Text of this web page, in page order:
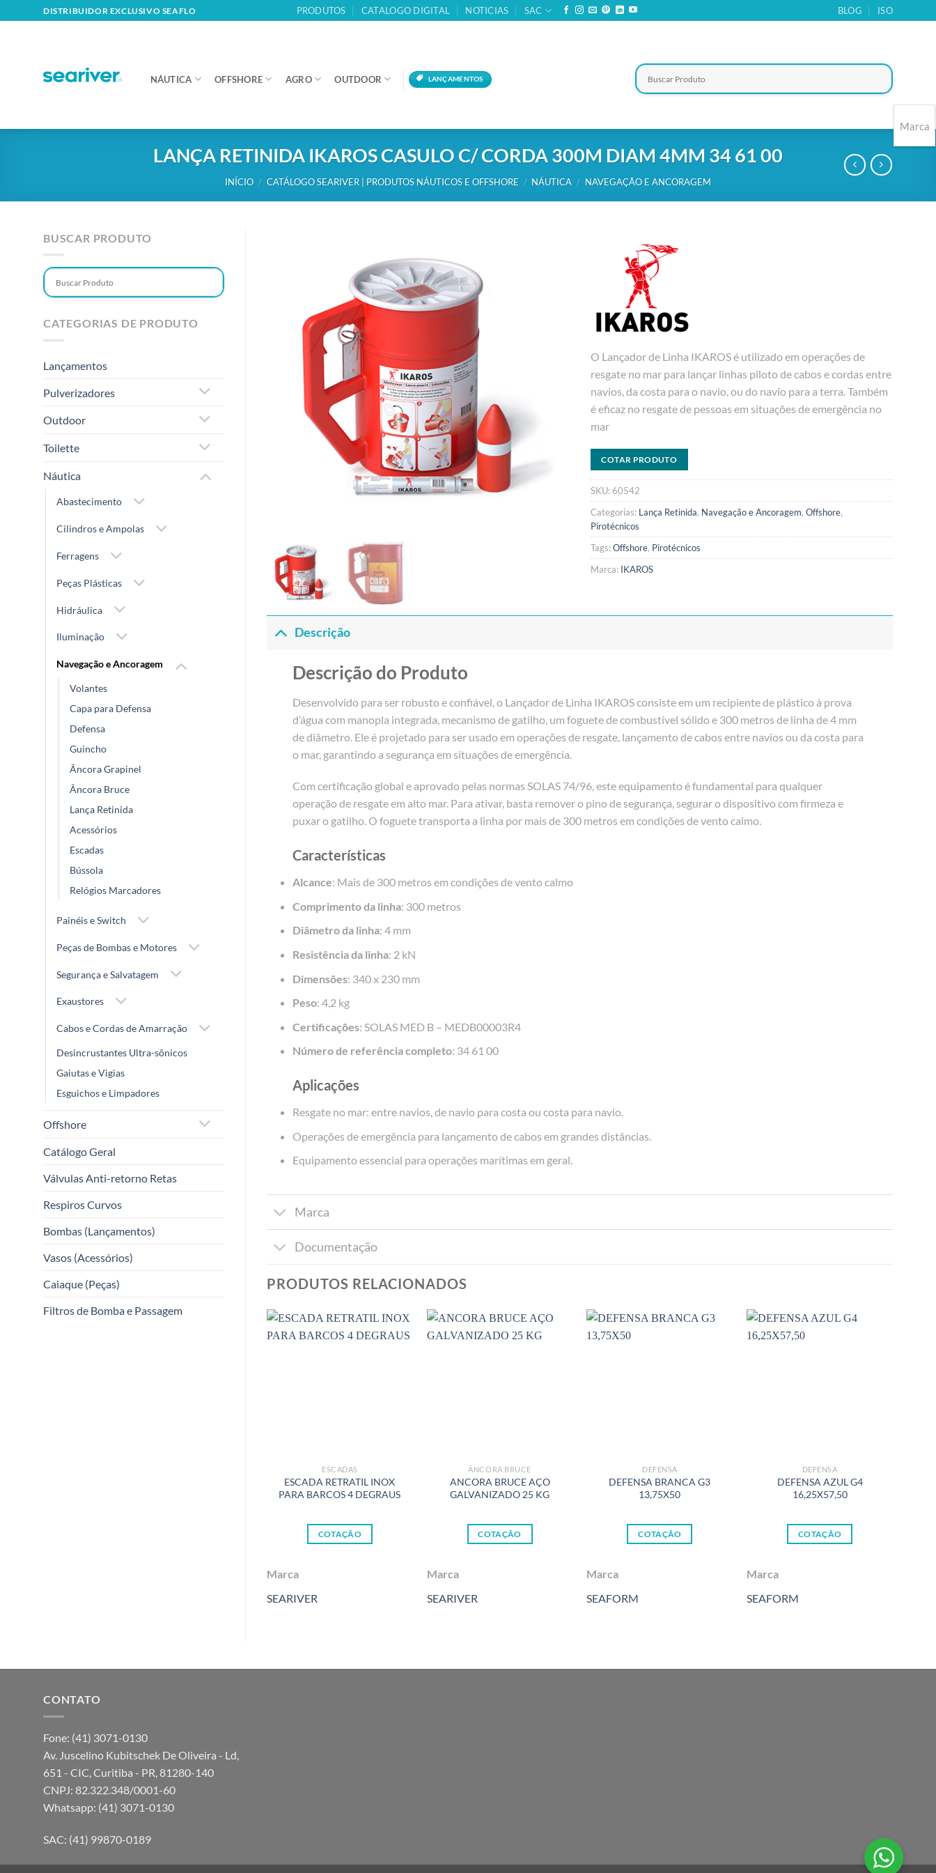
to
DISTRIBUIDOR EXCLUSIVO SEAFLO PRODUTOS CATALOGO DIGITAL NOTICIAS SAC BLOG ISO
NÁUTICA OFFSHORE AGRO OUTDOOR LANÇAMENTOS
LANÇA RETINIDA IKAROS CASULO C/ CORDA 300M DIAM 4MM 34 61 00
INÍCIO / CATÁLOGO SEARIVER | PRODUTOS NÁUTICOS E OFFSHORE / NÁUTICA / NAVEGAÇÃO E ANCORAGEM
BUSCAR PRODUTO
CATEGORIAS DE PRODUTO
Lançamentos
Pulverizadores
Outdoor
Toilette
Náutica
Abastecimento
Cilindros e Ampolas
Ferragens
Peças Plásticas
Hidráulica
Iluminação
Navegação e Ancoragem
Volantes
Capa para Defensa
Defensa
Guincho
Âncora Grapinel
Âncora Bruce
Lança Retinida
Acessórios
Escadas
Bússola
Relógios Marcadores
Painéis e Switch
Peças de Bombas e Motores
Segurança e Salvatagem
Exaustores
Cabos e Cordas de Amarração
Desincrustantes Ultra-sônicos
Gaiutas e Vigias
Esguichos e Limpadores
Offshore
Catálogo Geral
Válvulas Anti-retorno Retas
Respiros Curvos
Bombas (Lançamentos)
Vasos (Acessórios)
Caiaque (Peças)
Filtros de Bomba e Passagem
O Lançador de Linha IKAROS é utilizado em operações de
resgate no mar para lançar linhas piloto de cabos e cordas entre
navios, da costa para o navio, ou do navio para a terra. Também
é eficaz no resgate de pessoas em situações de emergência no
mar
COTAR PRODUTO
SKU:60542
Categorias: Lança Retinida, Navegação e Ancoragem, Offshore,
Pirotécnicos
Tags:Offshore, Pirotécnicos
Marca: IKAROS
Descrição
Descrição do Produto
Desenvolvido para ser robusto e confiável, o Lançador de Linha IKAROS consiste em um recipiente de plástico à prova
d’água com manopla integrada, mecanismo de gatilho, um foguete de combustível sólido e 300 metros de linha de 4 mm
de diâmetro. Ele é projetado para ser usado em operações de resgate, lançamento de cabos entre navios ou da costa para
o mar, garantindo a segurança em situações de emergência.
Com certificação global e aprovado pelas normas SOLAS 74/96, este equipamento é fundamental para qualquer
operação de resgate em alto mar. Para ativar, basta remover o pino de segurança, segurar o dispositivo com firmeza e
puxar o gatilho. O foguete transporta a linha por mais de 300 metros em condições de vento calmo.
Características
Alcance: Mais de 300 metros em condições de vento calmo
Comprimento da linha: 300 metros
Diâmetro da linha: 4 mm
Resistência da linha: 2 kN
Dimensões: 340 x 230 mm
Peso: 4,2 kg
Certificações: SOLAS MED B – MEDB00003R4
Número de referência completo: 34 61 00
Aplicações
Resgate no mar: entre navios, de navio para costa ou costa para navio.
Operações de emergência para lançamento de cabos em grandes distâncias.
Equipamento essencial para operações marítimas em geral.
Marca
Documentação
PRODUTOS RELACIONADOS
ESCADAS
ESCADA RETRATIL INOX
PARA BARCOS 4 DEGRAUS
COTAÇÃO
Marca
SEARIVER
ÂNCORA BRUCE
ANCORA BRUCE AÇO
GALVANIZADO 25 KG
COTAÇÃO
Marca
SEARIVER
DEFENSA
DEFENSA BRANCA G3
13,75X50
COTAÇÃO
Marca
SEAFORM
DEFENSA
DEFENSA AZUL G4
16,25X57,50
COTAÇÃO
Marca
SEAFORM
CONTATO
Fone: (41) 3071-0130
Av. Juscelino Kubitschek De Oliveira - Ld,
651 - CIC, Curitiba - PR, 81280-140
CNPJ: 82.322.348/0001-60
Whatsapp: (41) 3071-0130
SAC: (41) 99870-0189
Marca